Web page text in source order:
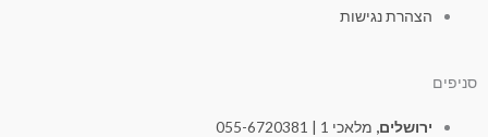
הצהרת נגישות
סניפים
ירושלים,מלאכי 1 | 055-6720381